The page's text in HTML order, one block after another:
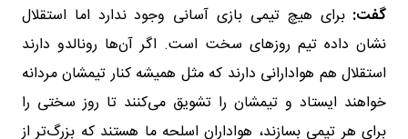
گفت: برای هیچ تیمی بازی آسانی وجود ندارد اما استقلال
نشان داده تیم روزهای سخت است. اگر آن‌ها رونالدو دارند
استقلال هم هوادارانی دارند که مثل همیشه کنار تیمشان مردانه
خواهند ایستاد و تیمشان را تشویق می‌کنند تا روز سختی را
برای هر تیمی بسازند، هواداران اسلحه ما هستند که بزرگ‌تر از